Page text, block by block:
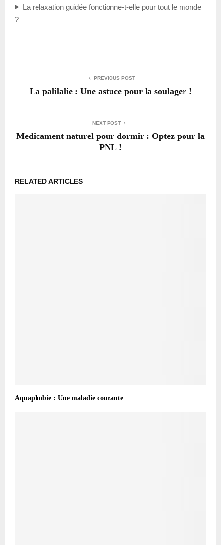
La relaxation guidée fonctionne-t-elle pour tout le monde
?
PREVIOUS POST
La palilalie : Une astuce pour la soulager !
NEXT POST
Medicament naturel pour dormir : Optez pour la
PNL !
RELATED ARTICLES
Aquaphobie : Une maladie courante